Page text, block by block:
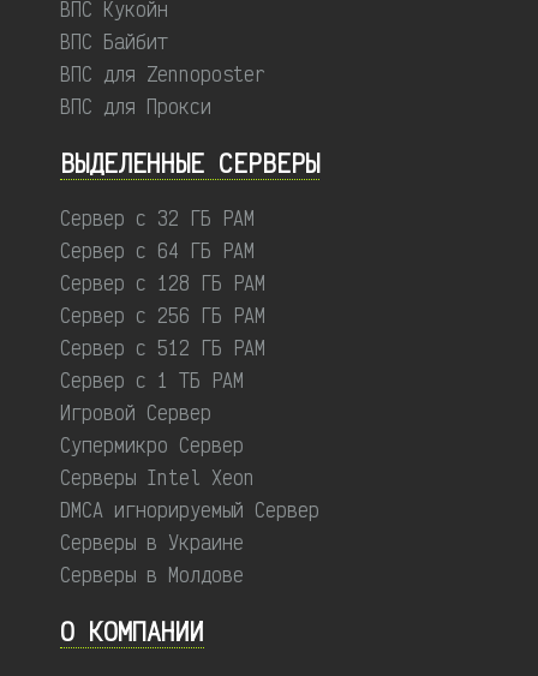
ВПС Кукойн
ВПС Байбит
ВПС для Zennoposter
ВПС для Прокси
ВЫДЕЛЕННЫЕ CЕРВЕРЫ
Сервер с 32 ГБ РАМ
Сервер с 64 ГБ РАМ
Сервер с 128 ГБ РАМ
Сервер с 256 ГБ РАМ
Сервер с 512 ГБ РАМ
Сервер с 1 ТБ РАМ
Игровой Сервер
Супермикро Сервер
Серверы Intel Xeon
DMCA игнорируемый Сервер
Серверы в Украине
Серверы в Молдове
О КОМПАНИИ